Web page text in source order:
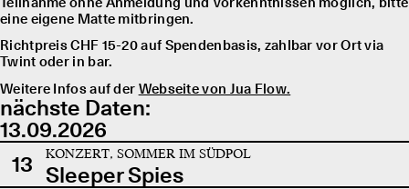
eine eigene Matte mitbringen.
Richtpreis CHF 15-20 auf Spendenbasis, zahlbar vor Ort via
Twint oder in bar.
Weitere Infos auf der Webseite von Jua Flow.
nächste Daten:
13.09.2026
13
KONZERT, SOMMER IM SÜDPOL
Sleeper Spies